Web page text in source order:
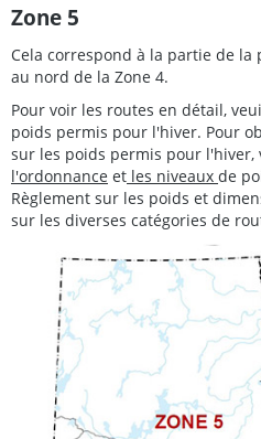
Zone 5
Cela correspond à la partie de
au nord de la Zone 4.
Pour voir les routes en détail,
poids permis pour l'hiver. Pour
sur les poids permis pour l'hiver,
l'ordonnance et les niveaux de
Règlement sur les poids et
sur les diverses catégories de